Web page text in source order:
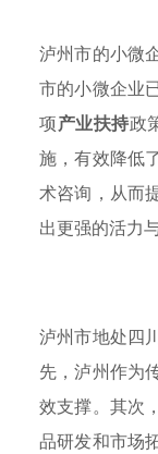
泸州市的小微
市的小微企业
项产业扶持政
施，有效降低
术咨询，从而
出更强的活力
泸州市地处四
先，泸州作为
效支撑。其次
品研发和市场